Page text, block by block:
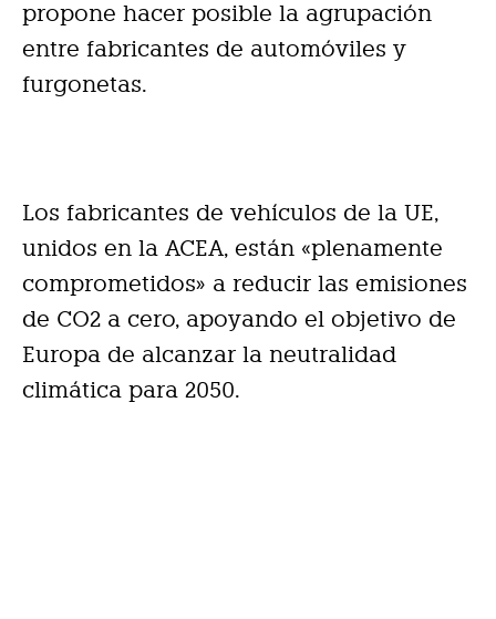
propone hacer posible la agrupación
entre fabricantes de automóviles y
furgonetas.
Los fabricantes de vehículos de la UE,
unidos en la ACEA, están «plenamente
comprometidos» a reducir las emisiones
de CO2 a cero, apoyando el objetivo de
Europa de alcanzar la neutralidad
climática para 2050.